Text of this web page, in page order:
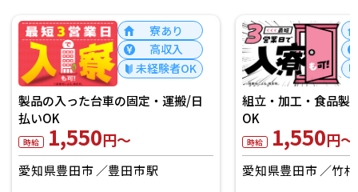
寮あり
高収入
未経験者OK
製品の入った台車の固定・運搬/日
払いOK
時給 1,550円～
愛知県豊田市 豊田市駅
組立・加工・食品製
OK
時給 1,550円～
愛知県豊田市 竹